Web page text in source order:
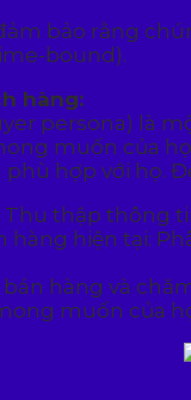
bảo rằng
bound).
hàng:
persona) là
muốn của
hợp với họ.
thập thông
hiện tại:
hàng và
muốn của